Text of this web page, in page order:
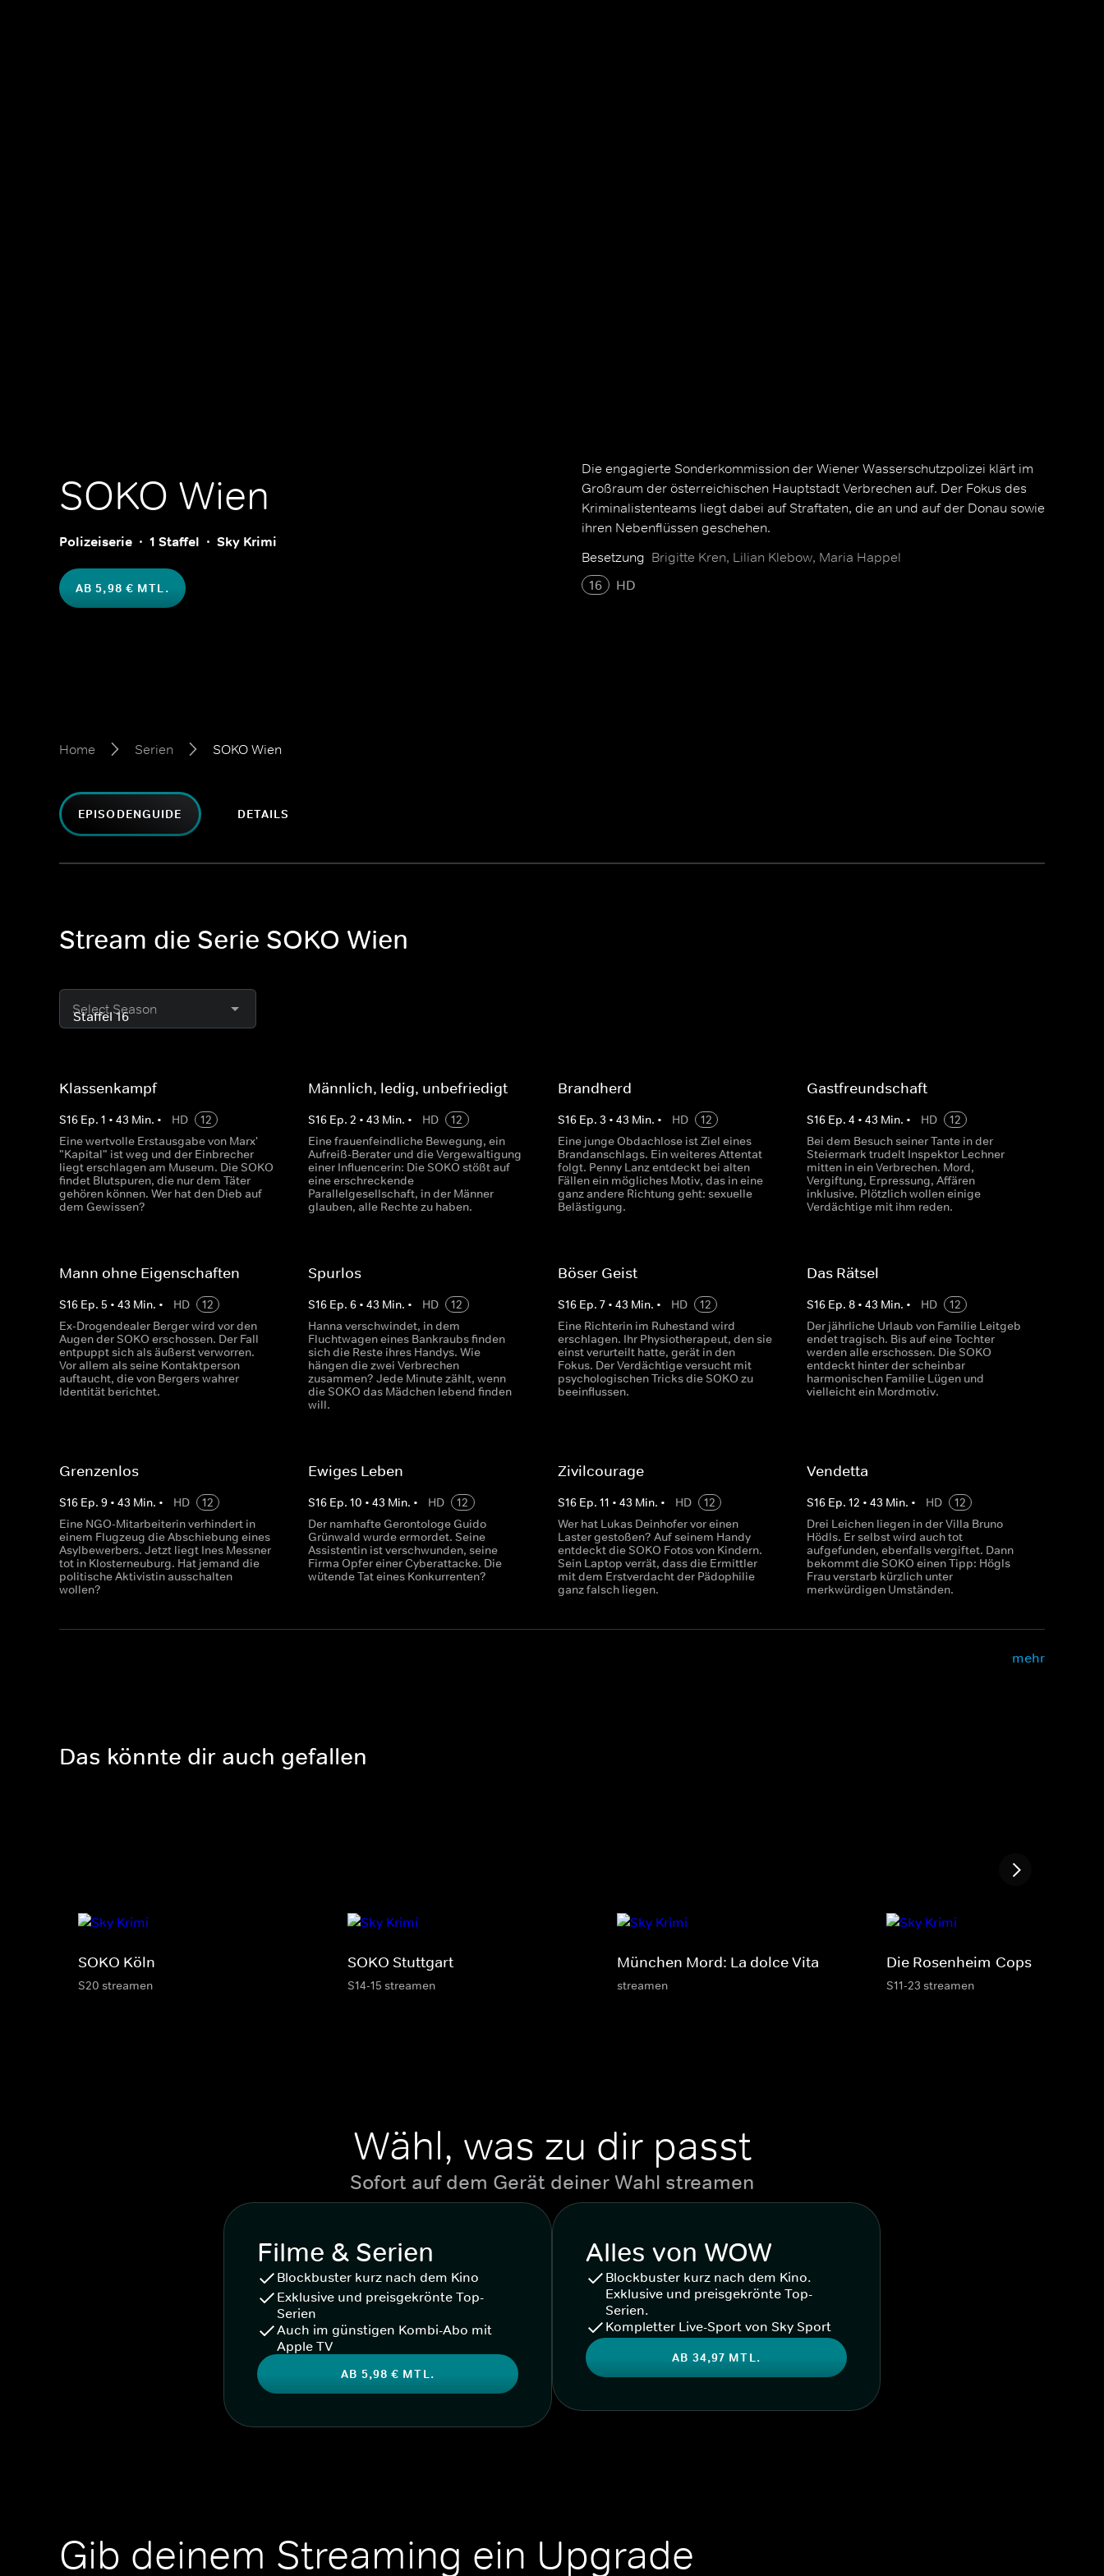
SOKO Wien
Polizeiserie 1 Staffel Sky Krimi
AB 5,98 € MTL.
Die engagierte Sonderkommission der Wiener Wasserschutzpolizei klärt im
Großraum der österreichischen Hauptstadt Verbrechen auf. Der Fokus des
Kriminalistenteams liegt dabei auf Straftaten, die an und auf der Donau sowie
ihren Nebenflüssen geschehen.
Besetzung Brigitte Kren, Lilian Klebow, Maria Happel
16
HD
Home Serien SOKO Wien
EPISODENGUIDE DETAILS
Stream die Serie SOKO Wien
Select Season
Klassenkampf
S16 Ep. 1 • 43 Min. • HD
12
Eine wertvolle Erstausgabe von Marx'
"Kapital" ist weg und der Einbrecher
liegt erschlagen am Museum. Die SOKO
findet Blutspuren, die nur dem Täter
gehören können. Wer hat den Dieb auf
dem Gewissen?
Männlich, ledig, unbefriedigt
S16 Ep.2 •43 Min. • HD
12
Eine frauenfeindliche Bewegung, ein
Aufreiß-Berater und die Vergewaltigung
einer Influencerin: Die SOKO stößt auf
eine erschreckende
Parallelgesellschaft, in der Männer
glauben, alle Rechte zu haben.
Brandherd
S16 Ep. 3 • 43 Min. • HD
12
Eine junge Obdachlose ist Ziel eines
Brandanschlags. Ein weiteres Attentat
folgt. Penny Lanz entdeckt bei alten
Fällen ein mögliches Motiv, das in eine
ganz andere Richtung geht: sexuelle
Belästigung.
Gastfreundschaft
S16 Ep. 4 • 43 Min. • HD
12
Bei dem Besuch seiner Tante in der
Steiermark trudelt Inspektor Lechner
mitten in ein Verbrechen. Mord,
Vergiftung, Erpressung, Affären
inklusive. Plötzlich wollen einige
Verdächtige mit ihm reden.
Mann ohne Eigenschaften
S16 Ep. 5 • 43 Min. • HD
12
Ex-Drogendealer Berger wird vor den
Augen der SOKO erschossen. Der Fall
entpuppt sich als äußerst verworren.
Vor allem als seine Kontaktperson
auftaucht, die von Bergers wahrer
Identität berichtet.
Spurlos
S16 Ep.6 •43 Min. • HD
12
Hanna verschwindet, in dem
Fluchtwagen eines Bankraubs finden
sich die Reste ihres Handys. Wie
hängen die zwei Verbrechen
zusammen? Jede Minute zählt, wenn
die SOKO das Mädchen lebend finden
will.
Böser Geist
S16 Ep. 7• 43 Min. • HD
12
Eine Richterin im Ruhestand wird
erschlagen. Ihr Physiotherapeut, den sie
einst verurteilt hatte, gerät in den
Fokus. Der Verdächtige versucht mit
psychologischen Tricks die SOKO zu
beeinflussen.
Das Rätsel
S16 Ep. 8• 43 Min. • HD
12
Der jährliche Urlaub von Familie Leitgeb
endet tragisch. Bis auf eine Tochter
werden alle erschossen. Die SOKO
entdeckt hinter der scheinbar
harmonischen Familie Lügen und
vielleicht ein Mordmotiv.
Grenzenlos
S16 Ep. 9 • 43 Min. • HD
12
Eine NGO-Mitarbeiterin verhindert in
einem Flugzeug die Abschiebung eines
Asylbewerbers. Jetzt liegt Ines Messner
tot in Klosterneuburg. Hat jemand die
politische Aktivistin ausschalten
wollen?
Ewiges Leben
S16 Ep.10 •43 Min. • HD
12
Der namhafte Gerontologe Guido
Grünwald wurde ermordet. Seine
Assistentin ist verschwunden, seine
Firma Opfer einer Cyberattacke. Die
wütende Tat eines Konkurrenten?
Zivilcourage
S16 Ep. 11 • 43 Min. • HD
12
Wer hat Lukas Deinhofer vor einen
Laster gestoßen? Auf seinem Handy
entdeckt die SOKO Fotos von Kindern.
Sein Laptop verrät, dass die Ermittler
mit dem Erstverdacht der Pädophilie
ganz falsch liegen.
Vendetta
S16 Ep. 12 • 43 Min. • HD
12
Drei Leichen liegen in der Villa Bruno
Hödls. Er selbst wird auch tot
aufgefunden, ebenfalls vergiftet. Dann
bekommt die SOKO einen Tipp: Högls
Frau verstarb kürzlich unter
merkwürdigen Umständen.
mehr
Das könnte dir auch gefallen
SOKO Köln
S20 streamen
SOKO Stuttgart
S14-15 streamen
München Mord: La dolce Vita
streamen
Die Rosenheim-Cops
S11-23 streamen
Wähl, was zu dir passt
Sofort auf dem Gerät deiner Wahl streamen
Filme & Serien
Blockbuster kurz nach dem Kino
Exklusive und preisgekrönte Top-
Serien
Auch im günstigen Kombi-Abo mit
Apple TV
AB 5,98 € MTL.
Alles von WOW
Blockbuster kurz nach dem Kino.
Exklusive und preisgekrönte Top-
Serien.
Kompletter Live-Sport von Sky Sport
AB 34,97 MTL.
Gib deinem Streaming ein Upgrade